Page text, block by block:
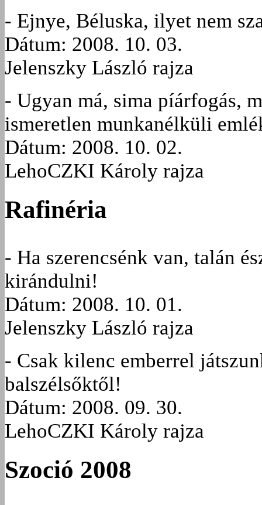
- Ejnye, Béluska, ilyet nem
Dátum: 2008. 10. 03.
Jelenszky László rajza
- Ugyan má, sima píárfogás,
ismeretlen munkanélküli
Dátum: 2008. 10. 02.
LehoCZKI Károly rajza
Rafinéria
- Ha szerencsénk van, talán
kirándulni!
Dátum: 2008. 10. 01.
Jelenszky László rajza
- Csak kilenc emberrel
balszélsőktől!
Dátum: 2008. 09. 30.
LehoCZKI Károly rajza
Szoció 2008